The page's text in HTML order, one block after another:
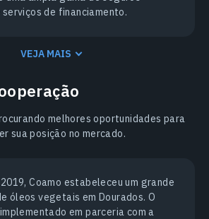
de financiamento.
VEJA MAIS
melhores oportunidades para
sua posição no mercado.
Coamo estabeleceu um grande
óleos vegetais em Dourados. O
em parceria com a